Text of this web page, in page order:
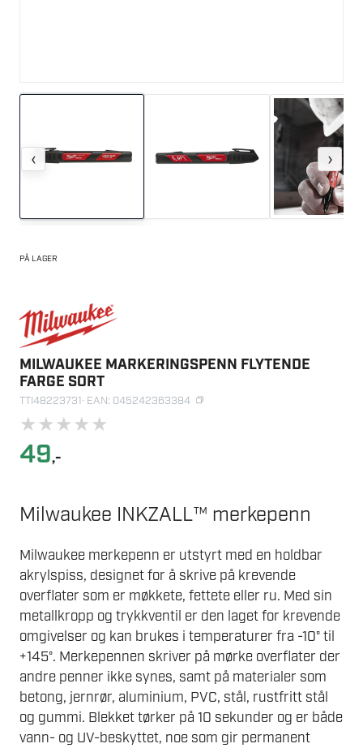
‹ ›
PÅ LAGER
MILWAUKEE MARKERINGSPENN FLYTENDE
FARGE SORT
TTI48223731· EAN: 045242363384
★★★★★
49,-
Milwaukee INKZALL™ merkepenn
Milwaukee merkepenn er utstyrt med en holdbar
akrylspiss, designet for å skrive på krevende
overflater som er møkkete, fettete eller ru. Med sin
metallkropp og trykkventil er den laget for krevende
omgivelser og kan brukes i temperaturer fra -10° til
+145°. Merkepennen skriver på mørke overflater der
andre penner ikke synes, samt på materialer som
betong, jernrør, aluminium, PVC, stål, rustfritt stål
og gummi. Blekket tørker på 10 sekunder og er både
vann- og UV-beskyttet, noe som gir permanent